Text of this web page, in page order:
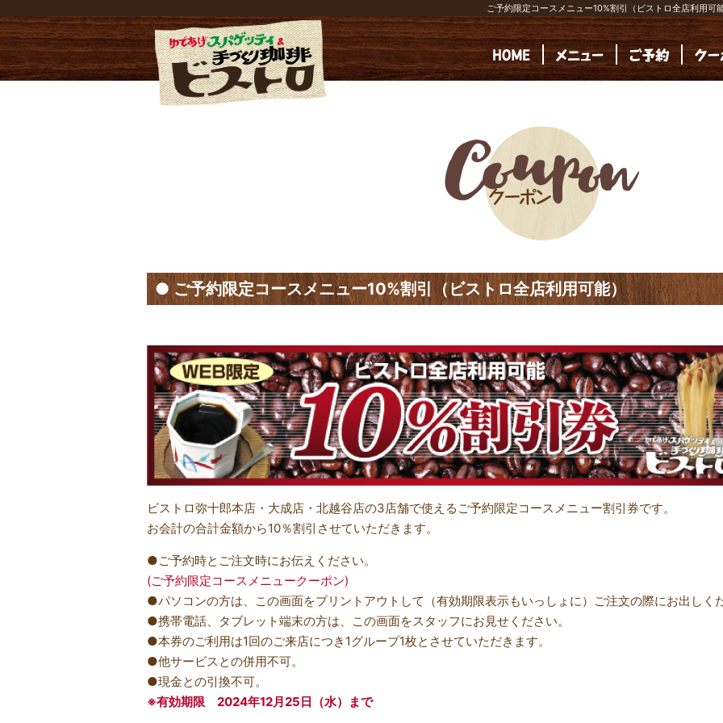
ご予約限定コースメニュー10%割引（ビストロ全店利用
ご予約限定コースメニュー10%割引（ビストロ全店利用可能）
ビストロ弥十郎本店・大成店・北越谷店の3店舗で使えるご予約限定コースメニュー割引券です。
お会計の合計金額から10％割引させていただきます。
●ご予約時とご注文時にお伝えください。
(ご予約限定コースメニュークーポン)
●パソコンの方は、この画面をプリントアウトして（有効期限表示もいっしょに）ご注文の際にお出しく
●携帯電話、タブレット端末の方は、この画面をスタッフにお見せください。
●本券のご利用は1回のご来店につき1グループ1枚とさせていただきます。
●他サービスとの併用不可。
●現金との引換不可。
※有効期限 2024年12月25日（水）まで